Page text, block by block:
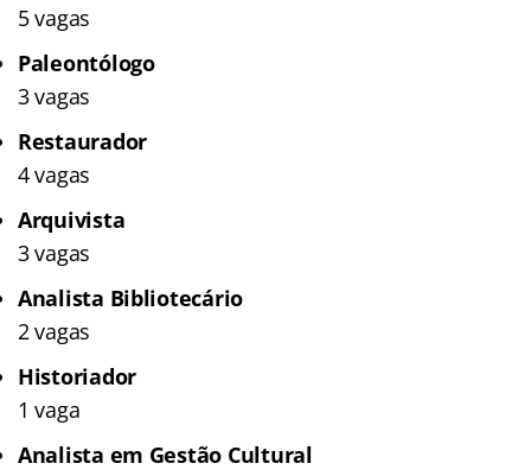
5 vagas
Paleontólogo
3 vagas
Restaurador
4 vagas
Arquivista
3 vagas
Analista Bibliotecário
2 vagas
Historiador
1 vaga
Analista em Gestão Cultural